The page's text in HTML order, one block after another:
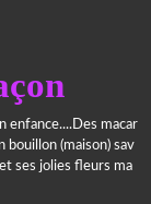
enfance....Des macar
bouillon (maison) sav
ses jolies fleurs ma